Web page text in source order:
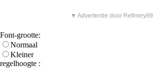
▼ Advertentie door Refinery89
Font-grootte:
Normaal
Kleiner
regelhoogte :